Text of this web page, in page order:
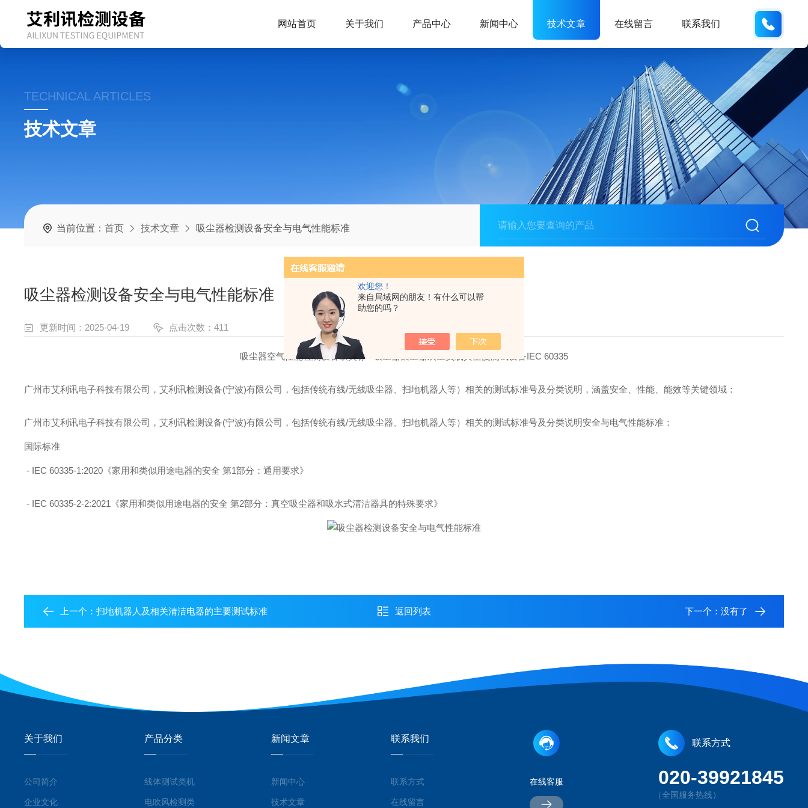
欢迎您！
来自局域网的朋友！有什么可以帮
助您的吗？
网站首页 关于我们 产品中心 新闻中心 技术文章 在线留言 联系我们
TECHNICAL ARTICLES
技术文章
当前位置：首页 技术文章 吸尘器检测设备安全与电气性能标准
吸尘器检测设备安全与电气性能标准
更新时间：2025-04-19 点击次数：411
吸尘器空气性能检测设备欧美标 吸尘器集尘器灰尘负载真空度测试设备IEC 60335
广州市艾利讯电子科技有限公司，艾利讯检测设备(宁波)有限公司，包括传统有线/无线吸尘器、扫地机器人等）相关的测试标准号及分类说明，涵盖安全、性能、能效等关键领域：
广州市艾利讯电子科技有限公司，艾利讯检测设备(宁波)有限公司，包括传统有线/无线吸尘器、扫地机器人等）相关的测试标准号及分类说明安全与电气性能标准：
国际标准
- IEC 60335-1:2020 《家用和类似用途电器的安全 第1部分：通用要求》
- IEC 60335-2-2:2021 《家用和类似用途电器的安全 第2部分：真空吸尘器和吸水式清洁器具的特殊要求》
上一个：扫地机器人及相关清洁电器的主要测试标准 返回列表 下一个：没有了
关于我们
公司简介
企业文化
产品分类
线体测试类机
电吹风检测类
新闻文章
新闻中心
技术文章
联系我们
联系方式
在线留言
在线客服
联系方式
020-39921845
（全国服务热线）